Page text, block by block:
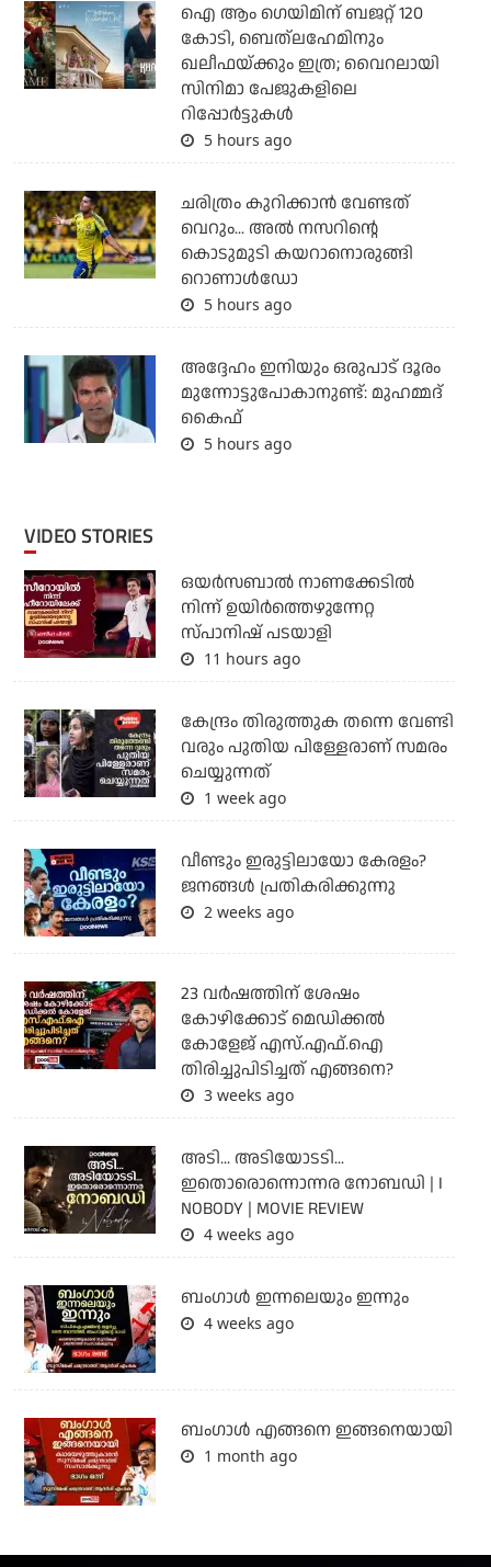
ഐ ആം ഗെയിമിന് ബജറ്റ് 120
കോടി, ബെത്‌ലഹേമിനും
ഖലീഫയ്ക്കും ഇത്ര; വൈറലായി
സിനിമാ പേജുകളിലെ
റിപ്പോര്‍ട്ടുകള്‍
5 hours ago
ചരിത്രം കുറിക്കാന്‍ വേണ്ടത്
വെറും... അല്‍ നസറിന്റെ
കൊടുമുടി കയറാനൊരുങ്ങി
റൊണാള്‍ഡോ
5 hours ago
അദ്ദേഹം ഇനിയും ഒരുപാട് ദൂരം
മുന്നോട്ടുപോകാനുണ്ട്: മുഹമ്മദ്
കൈഫ്
5 hours ago
VIDEO STORIES
ഒയര്‍സബാൽ നാണക്കേടിൽ
നിന്ന് ഉയിർത്തെഴുന്നേറ്റ
സ്പാനിഷ് പടയാളി
11 hours ago
കേന്ദ്രം തിരുത്തുക തന്നെ വേണ്ടി
വരും പുതിയ പിള്ളേരാണ് സമരം
ചെയ്യുന്നത്
1 week ago
വീണ്ടും ഇരുട്ടിലായോ കേരളം?
ജനങ്ങൾ പ്രതികരിക്കുന്നു
2 weeks ago
23 വർഷത്തിന് ശേഷം
കോഴിക്കോട് മെഡിക്കൽ
കോളേജ് എസ്.എഫ്.ഐ
തിരിച്ചുപിടിച്ചത് എങ്ങനെ?
3 weeks ago
അടി... അടിയോടടി...
ഇതൊരൊന്നൊന്നര നോബഡി | I
NOBODY | MOVIE REVIEW
4 weeks ago
ബംഗാള്‍ ഇന്നലെയും ഇന്നും
4 weeks ago
ബം​ഗാൾ എങ്ങനെ ഇങ്ങനെയായി
1 month ago